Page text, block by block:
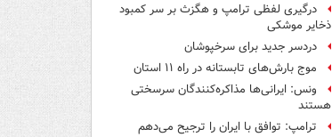
درگیری لفظی ترامپ و هگزث بر سر کمبود
ذخایر موشکی
دردسر جدید برای سرخپوشان
موج بارش‌های تابستانه در راه ۱۱ استان
ونس: ایرانی‌ها مذاکره‌کنندگان سرسختی
هستند
ترامپ: توافق با ایران را ترجیح می‌دهم